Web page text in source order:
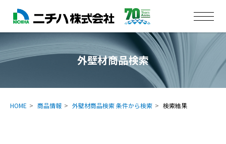
外壁材商品検索
HOME 商品情報 外壁材商品検索 条件から検索 検索結果